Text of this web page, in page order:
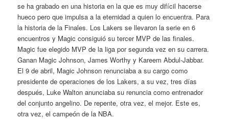
se ha grabado en una historia en la que es muy difícil hacerse
hueco pero que impulsa a la eternidad a quien lo encuentra. Para
la historia de la Finales. Los Lakers se llevaron la serie en 6
encuentros y Magic consiguió su tercer MVP de las finales.
Magic fue elegido MVP de la liga por segunda vez en su carrera.
Ganan Magic Johnson, James Worthy y Kareem Abdul-Jabbar.
El 9 de abril, Magic Johnson renunciaba a su cargo como
presidente de operaciones de los Lakers, a su vez, tres días
después, Luke Walton anunciaba su renuncia como entrenador
del conjunto angelino. De repente, otra vez, el mejor. Este es,
otra vez, el campeón de la NBA.